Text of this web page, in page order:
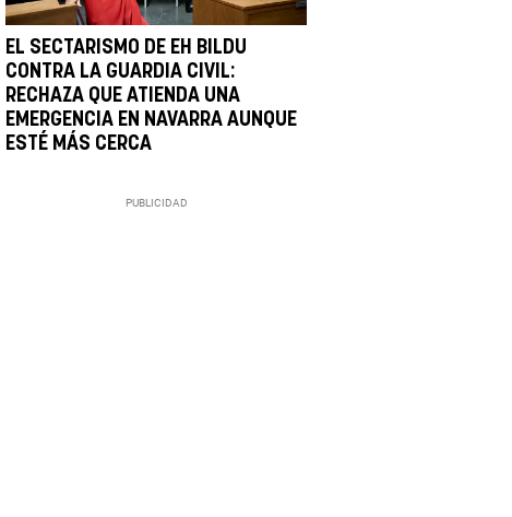
EL SECTARISMO DE EH BILDU
CONTRA LA GUARDIA CIVIL:
RECHAZA QUE ATIENDA UNA
EMERGENCIA EN NAVARRA AUNQUE
ESTÉ MÁS CERCA